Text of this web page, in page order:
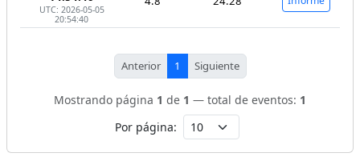
UTC: 2026-05-05
20:54:40
Anterior 1 Siguiente
Mostrando página 1 de 1 — total de eventos: 1
Por página: